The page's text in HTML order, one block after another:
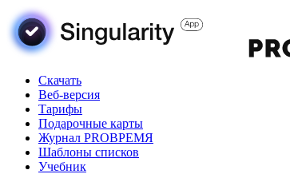
Скачать
Веб-версия
Тарифы
Подарочные карты
Журнал PROВРЕМЯ
Шаблоны списков
Учебник